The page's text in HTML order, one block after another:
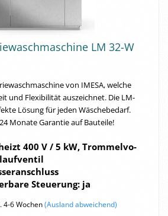
LM 32-W
von IMESA, wel­che
und Fle­xi­bi­li­tät aus­zeich­net. Die LM-​
Lö­sung für jeden Wä­sche­be­darf.
Mo­na­te Ga­ran­tie auf Bau­tei­le!
400 V / 5 kW, Trom­mel­vo­
Steue­rung: ja
4-6 Wochen(Ausland abweichend)